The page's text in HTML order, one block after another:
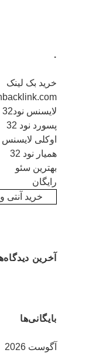
.
خرید بک لینک
لایسنس نود32
پسورد نود 32
اوکلی لایسنس
همیار نود 32
بهترین سئو
رایگان
خرید
آخرین
بایگانی‌ها
آگوست 2026